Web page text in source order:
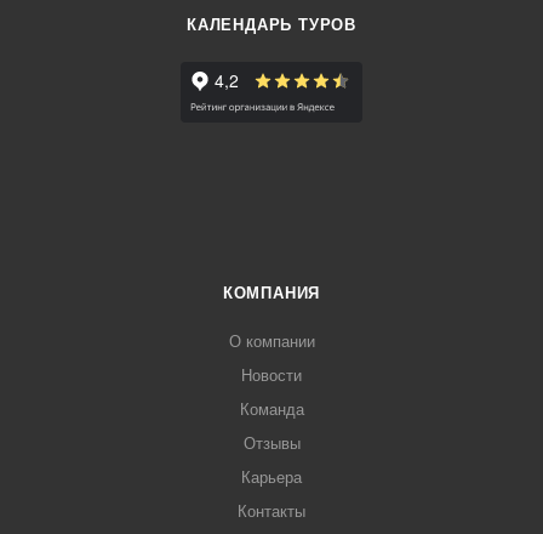
КАЛЕНДАРЬ ТУРОВ
КОМПАНИЯ
О компании
Новости
Команда
Отзывы
Карьера
Контакты